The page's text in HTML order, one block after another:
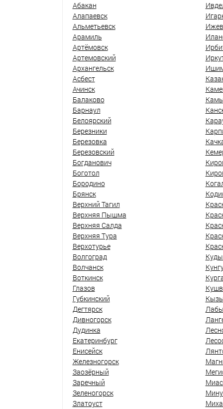
Абакан
Алапаевск
Альметьевск
Арамиль
Артёмовск
Артемовский
Архангельск
Асбест
Ачинск
Балаково
Барнаул
Белоярский
Березники
Березовка
Березовский
Богданович
Боготол
Бородино
Брянск
Верхний Тагил
Верхняя Пышма
Верхняя Салда
Верхняя Тура
Верхотурье
Волгоград
Волчанск
Воткинск
Глазов
Губкинский
Дегтярск
Дивногорск
Дудинка
Екатеринбург
Енисейск
Железногорск
Заозёрный
Заречный
Зеленогорск
Златоуст